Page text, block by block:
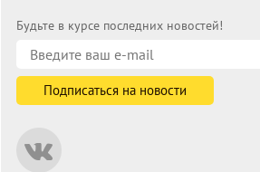
Будьте в курсе последних новостей!